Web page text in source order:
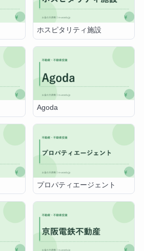
ホスピタリティ施設
Agoda
プロパティエージェント